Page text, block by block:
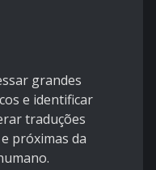
grandes
e identificar
traduções
próximas da